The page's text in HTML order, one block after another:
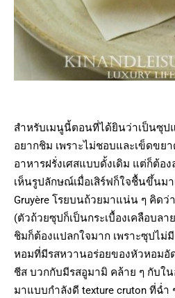
สำหรับเมนูนี้ตอนที่ได้ยินว่าเป็นซุป
อยากชิม เพราะไม่ชอบและเข็ดขย
อาหารฝรั่งเศสแบบดั้งเดิม แต่ก็ต้อ
เห็นรูปลักษณ์เมื่อเสิร์ฟก็ใจชื้นขึ้นมา
Gruyère โรยบนถ้วยมาแน่น ๆ คิด
(ตัวถ้วยซุปก็เป็นกระเบื้องเคลือบล
ชิมก็ต้องแปลกใจมาก เพราะซุปไม่
หอมที่มีรสหวานอร่อยของหัวหอม
ชีส บวกกับมีรสอูมามิ คล้าย ๆ กับ
มาแบบกำลังดี texture cruton ที่ฉ่ำ